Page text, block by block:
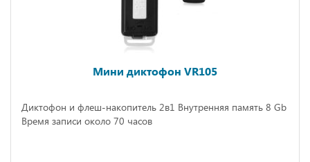
Мини диктофон VR105
Диктофон и флеш-накопитель 2в1 Внутренняя память 8 Gb
Время записи около 70 часов